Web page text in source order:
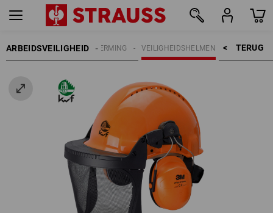
ARBEIDSVEILIGHEID TERUG    >
VEILIGHEIDSHELMEN
HOOFDBESCHERMING